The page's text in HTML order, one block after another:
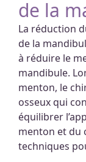
de la
La réduction
de la
à réduire le
mandibule.
menton, le
osseux qui
équilibrer
menton et du
techniques